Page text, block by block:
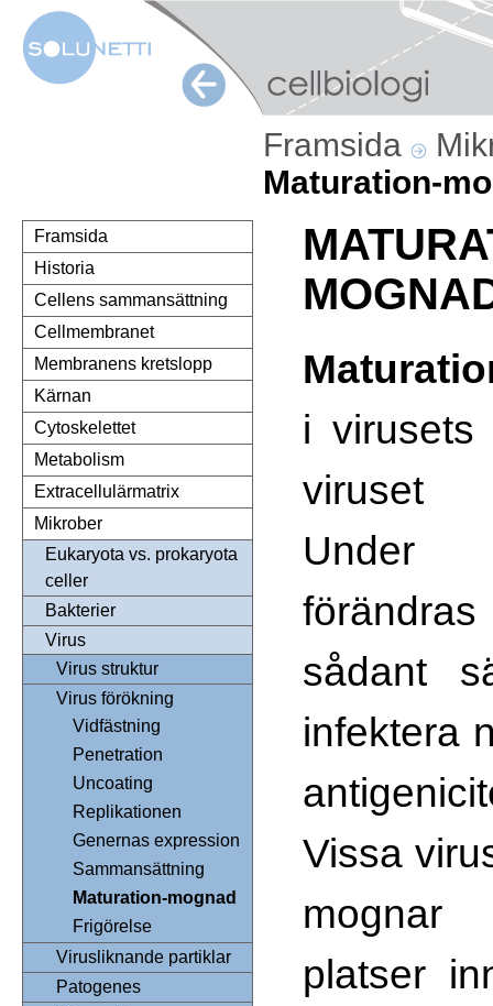
Framsida
Maturation-
Framsida
Historia
Cellens sammansättning
Cellmembranet
Membranens kretslopp
Kärnan
Cytoskelettet
Metabolism
Extracellulärmatrix
Mikrober
Eukaryota vs. prokaryota
celler
Bakterier
Virus
Virus struktur
Virus förökning
Vidfästning
Penetration
Uncoating
Replikationen
Genernas expression
Sammansättning
Maturation-mognad
Frigörelse
Virusliknande partiklar
Patogenes
i virusets
Under
sådant
infektera
Vissa
platser